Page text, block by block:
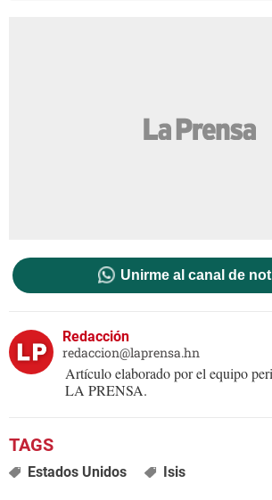
Unirme al canal de
Redacción
redaccion@laprensa.hn
Artículo elaborado por el equipo
LA PRENSA.
Estados Unidos Isis